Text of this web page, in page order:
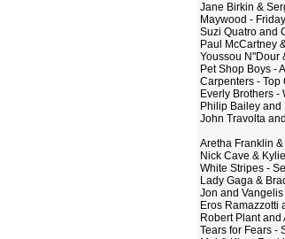
Jane Birkin &
Maywood -
Suzi Quatro and
Paul McCartney
Youssou N"Dour
Pet Shop Boys -
Carpenters - Top
Everly Brothers -
Philip Bailey
John Travolta
Aretha Franklin
Nick Cave &
White Stripes -
Lady Gaga &
Jon and
Eros Ramazzotti
Robert Plant
Tears for Fears -